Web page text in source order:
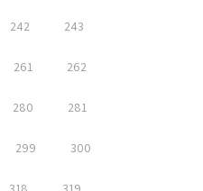
242 243
261 262
280 281
299 300